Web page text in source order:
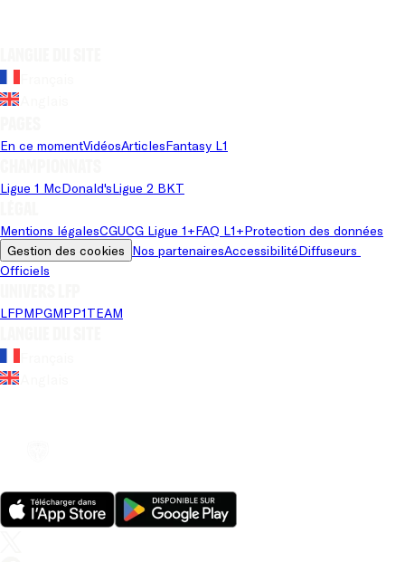
En ce momentVidéosArticlesFantasy L1
Ligue 1 McDonald'sLigue 2 BKT
Mentions légalesCGUCG Ligue 1+FAQ L1+Protection des données
Gestion des cookies Nos partenairesAccessibilitéDiffuseurs
Officiels
LFPMPGMPP1TEAM